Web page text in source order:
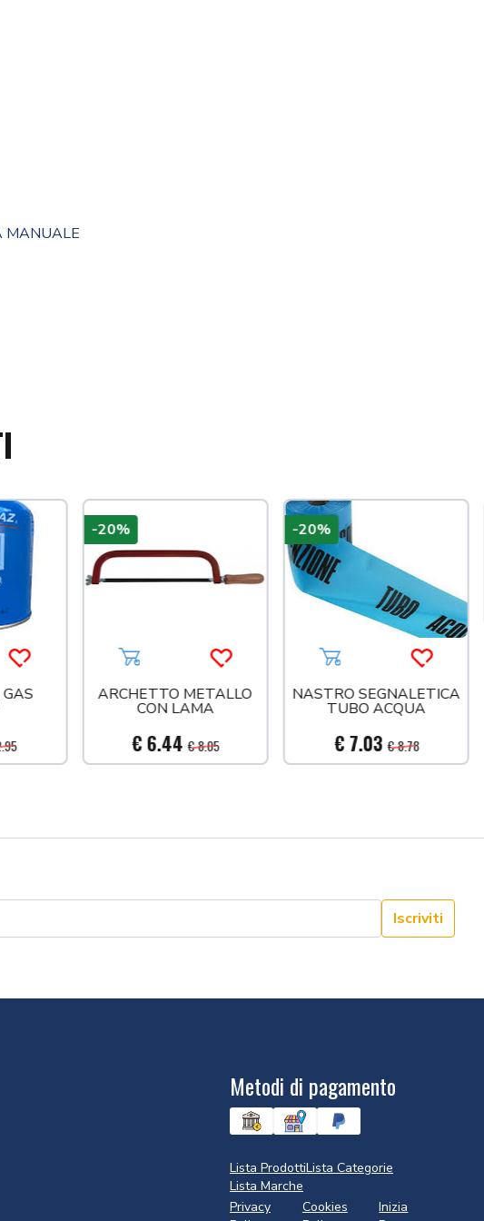
MANUALE
carrello
Acquista più tardiAggiungi al carrelloAcquista più tardi
ARCHETTO METALLO
CON LAMA
€ 6.44 € 8.05
-20%
Aggiungi al carrello
NASTRO SEGNALETICA
TUBO ACQUA
€ 7.03 € 8.78
-20%
Iscriviti
Metodi di pagamento
Lista ProdottiLista Categorie
Lista Marche
Privacy
Cookies
Inizia